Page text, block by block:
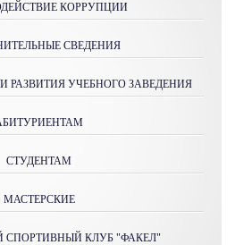
КОРРУПЦИИ
СВЕДЕНИЯ
РАЗВИТИЯ УЧЕБНОГО ЗАВЕДЕНИЯ
СТУДЕНТАМ
МАСТЕРСКИE
СПОРТИВНЫЙ КЛУБ "ФАКЕЛ"